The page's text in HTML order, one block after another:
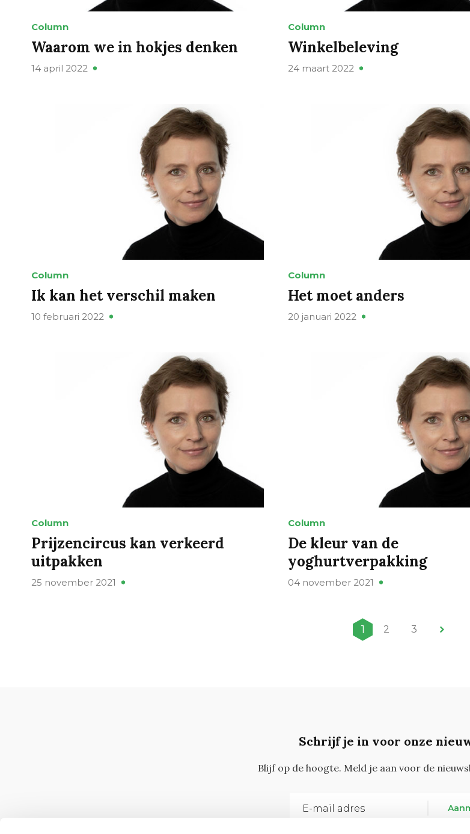
Column
Waarom we in hokjes denken
14 april 2022
Column
Winkelbeleving
24 maart 2022
Column
Ik kan het verschil maken
10 februari 2022
Column
Het moet anders
20 januari 2022
Column
Prijzencircus kan verkeerd
uitpakken
25 november 2021
Column
De kleur van de
yoghurtverpakking
04 november 2021
1 2 3
Schrijf je in voor onze
Blijf op de hoogte. Meld je aan voor de